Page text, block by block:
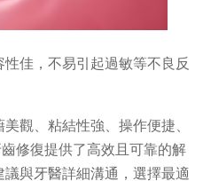
佳，不易引起過敏等不良反
觀、粘結性強、操作便捷、
修復提供了高效且可靠的解
與牙醫詳細溝通，選擇最適